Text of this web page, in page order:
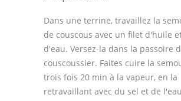
Dans une terrine, travaillez la
de couscous avec un filet d'huile
d'eau. Versez-la dans la passoire
couscoussier. Faites cuire la
trois fois 20 min à la vapeur, en la
retravaillant avec du sel et de l'eau